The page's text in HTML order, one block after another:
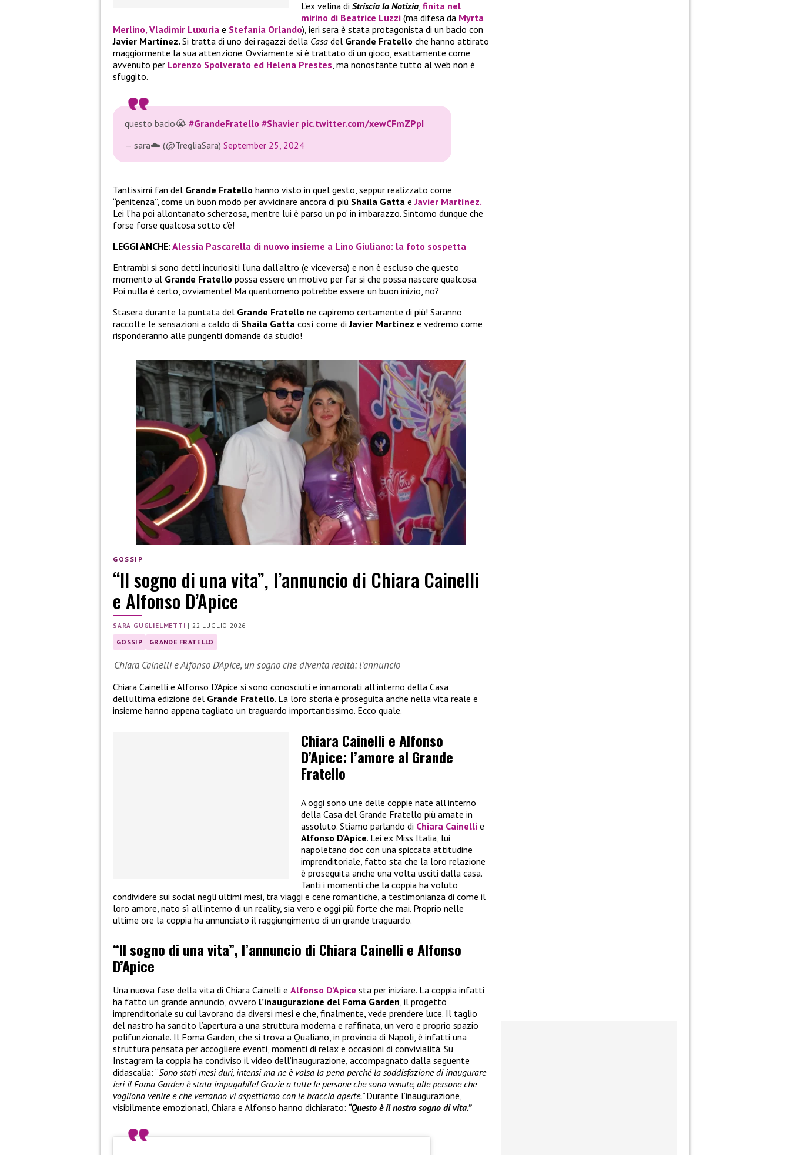
L’ex velina di Striscia la Notizia, finita nel
mirino di Beatrice Luzzi (ma difesa da Myrta
Merlino, Vladimir Luxuria e Stefania Orlando), ieri sera è stata protagonista di un bacio con
Javier Martínez. Si tratta di uno dei ragazzi della Casa del Grande Fratello che hanno attirato
maggiormente la sua attenzione. Ovviamente si è trattato di un gioco, esattamente come
avvenuto per Lorenzo Spolverato ed Helena Prestes, ma nonostante tutto al web non è
sfuggito.
questo bacio😭 #GrandeFratello #Shavier pic.twitter.com/xewCFmZPpI
— sara☁️ (@TregliaSara) September 25, 2024
Tantissimi fan del Grande Fratello hanno visto in quel gesto, seppur realizzato come
“penitenza”, come un buon modo per avvicinare ancora di più Shaila Gatta eJavier Martínez.
Lei l’ha poi allontanato scherzosa, mentre lui è parso un po’ in imbarazzo. Sintomo dunque che
forse forse qualcosa sotto c’è!
LEGGI ANCHE: Alessia Pascarella di nuovo insieme a Lino Giuliano: la foto sospetta
Entrambi si sono detti incuriositi l’una dall’altro (e viceversa) e non è escluso che questo
momento al Grande Fratello possa essere un motivo per far si che possa nascere qualcosa.
Poi nulla è certo, ovviamente! Ma quantomeno potrebbe essere un buon inizio, no?
Stasera durante la puntata del Grande Fratello ne capiremo certamente di più! Saranno
raccolte le sensazioni a caldo di Shaila Gatta così come diJavier Martínez e vedremo come
risponderanno alle pungenti domande da studio!
GOSSIP
“Il sogno di una vita”, l’annuncio di Chiara Cainelli
e Alfonso D’Apice
SARA GUGLIELMETTI | 22 LUGLIO 2026
GOSSIP GRANDE FRATELLO
Chiara Cainelli e Alfonso D’Apice, un sogno che diventa realtà: l’annuncio
Chiara Cainelli e Alfonso D’Apice si sono conosciuti e innamorati all’interno della Casa
dell’ultima edizione del Grande Fratello. La loro storia è proseguita anche nella vita reale e
insieme hanno appena tagliato un traguardo importantissimo. Ecco quale.
Chiara Cainelli e Alfonso
D’Apice: l’amore al Grande
Fratello
A oggi sono une delle coppie nate all’interno
della Casa del Grande Fratello più amate in
assoluto. Stiamo parlando di Chiara Cainelli e
Alfonso D’Apice. Lei ex Miss Italia, lui
napoletano doc con una spiccata attitudine
imprenditoriale, fatto sta che la loro relazione
è proseguita anche una volta usciti dalla casa.
Tanti i momenti che la coppia ha voluto
condividere sui social negli ultimi mesi, tra viaggi e cene romantiche, a testimonianza di come il
loro amore, nato sì all’interno di un reality, sia vero e oggi più forte che mai. Proprio nelle
ultime ore la coppia ha annunciato il raggiungimento di un grande traguardo.
“Il sogno di una vita”, l’annuncio di Chiara Cainelli e Alfonso
D’Apice
Una nuova fase della vita di Chiara Cainelli e Alfonso D’Apice sta per iniziare. La coppia infatti
ha fatto un grande annuncio, ovvero l’inaugurazione del Foma Garden, il progetto
imprenditoriale su cui lavorano da diversi mesi e che, finalmente, vede prendere luce. Il taglio
del nastro ha sancito l’apertura a una struttura moderna e raffinata, un vero e proprio spazio
polifunzionale. Il Foma Garden, che si trova a Qualiano, in provincia di Napoli, è infatti una
struttura pensata per accogliere eventi, momenti di relax e occasioni di convivialità. Su
Instagram la coppia ha condiviso il video dell’inaugurazione, accompagnato dalla seguente
didascalia: “Sono stati mesi duri, intensi ma ne è valsa la pena perché la soddisfazione di inaugurare
ieri il Foma Garden è stata impagabile! Grazie a tutte le persone che sono venute, alle persone che
vogliono venire e che verranno vi aspettiamo con le braccia aperte.”Durante l’inaugurazione,
visibilmente emozionati, Chiara e Alfonso hanno dichiarato: “Questo è il nostro sogno di vita.”